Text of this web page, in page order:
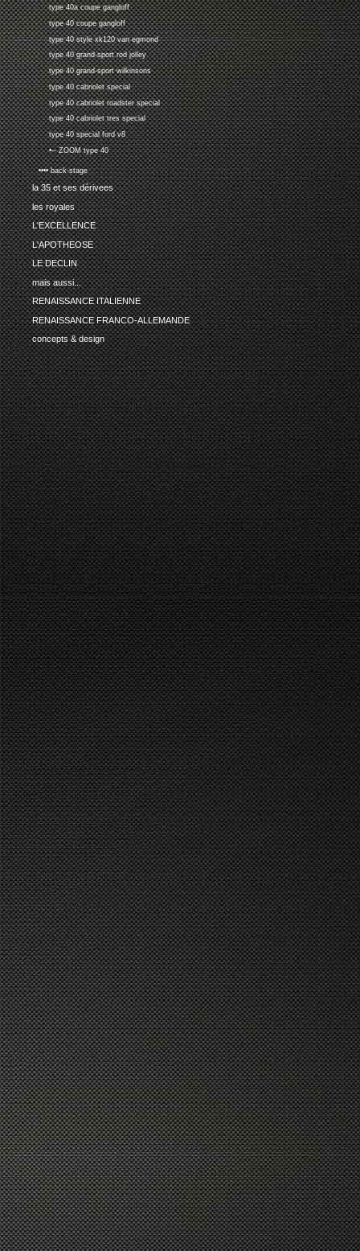
type 40a coupe gangloff
type 40 coupe gangloff
type 40 style xk120 van egmond
type 40 grand-sport rod jolley
type 40 grand-sport wilkinsons
type 40 cabriolet special
type 40 cabriolet roadster special
type 40 cabriolet tres special
type 40 special ford v8
•-- ZOOM type 40
•••• back-stage
la 35 et ses dérivees
les royales
L'EXCELLENCE
L'APOTHEOSE
LE DECLIN
mais aussi...
RENAISSANCE ITALIENNE
RENAISSANCE FRANCO-ALLEMANDE
concepts & design